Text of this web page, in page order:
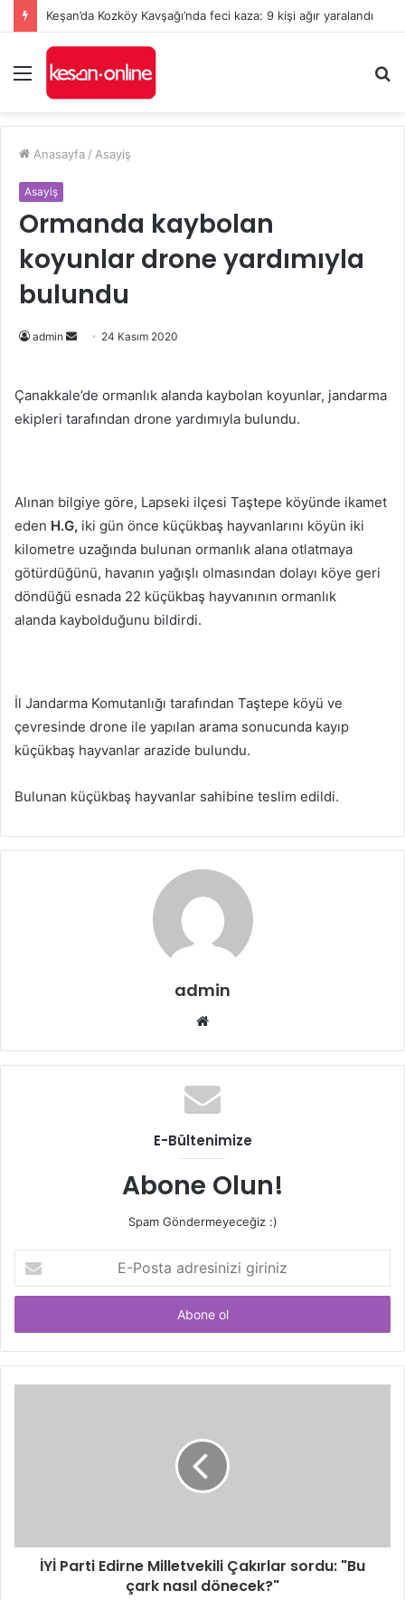
Keşan’da Kozköy Kavşağı’nda feci kaza: 9 kişi ağır yaralandı
Menü
...
Anasayfa / Asayiş
Asayiş
Ormanda kaybolan
koyunlar drone yardımıyla
bulundu
admin
Bir
göndermek
24 Kasım 2020
Çanakkale’de ormanlık alanda kaybolan koyunlar, jandarma
ekipleri tarafından drone yardımıyla bulundu.
Alınan bilgiye göre, Lapseki ilçesi Taştepe köyünde ikamet
eden H.G, iki gün önce küçükbaş hayvanlarını köyün iki
kilometre uzağında bulunan ormanlık alana otlatmaya
götürdüğünü, havanın yağışlı olmasından dolayı köye geri
döndüğü esnada 22 küçükbaş hayvanının ormanlık
alanda kaybolduğunu bildirdi.
İl Jandarma Komutanlığı tarafından Taştepe köyü ve
çevresinde drone ile yapılan arama sonucunda kayıp
küçükbaş hayvanlar arazide bulundu.
Bulunan küçükbaş hayvanlar sahibine teslim edildi.
admin
Web
E-Bültenimize
Abone Olun!
Spam Göndermeyeceğiz :)
Posta
adresinizi
İYİ Parti Edirne Milletvekili Çakırlar sordu: "Bu
çark nasıl dönecek?"